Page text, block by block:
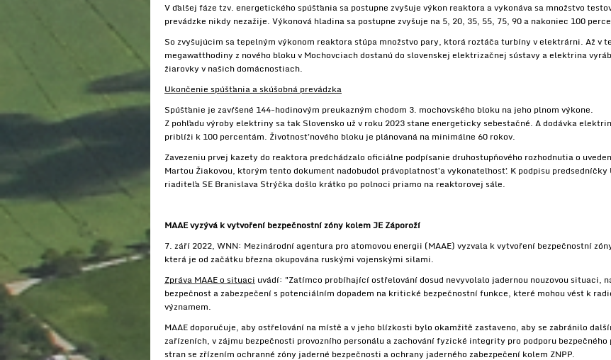
V ďalšej fáze tzv. energetického spúšťania sa postupne zvyšuje výkon reaktora a vykonáva sa množstvo
prevádzke nikdy nezažije. Výkonová hladina sa postupne zvyšuje na 5, 20, 35, 55, 75, 90 a nakoniec 100
So zvyšujúcim sa tepelným výkonom reaktora stúpa množstvo pary, ktorá roztáča turbíny v elektrárni. Až v
megawatthodiny z nového bloku v Mochovciach dostanú do slovenskej elektrizačnej sústavy a elektrina
žiarovky v našich domácnostiach.
Ukončenie spúšťania a skúšobná prevádzka
Spúšťanie je zavŕšené 144-hodinovým preukazným chodom 3. mochovského bloku na jeho plnom výkone.
Z pohľadu výroby elektriny sa tak Slovensko už v roku 2023 stane energeticky sebestačné. A dodávka
priblíži k 100 percentám. Životnosť nového bloku je plánovaná na minimálne 60 rokov.
Zavezeniu prvej kazety do reaktora predchádzalo oficiálne podpísanie druhostupňového rozhodnutia o
Martou Žiakovou, ktorým tento dokument nadobudol právoplatnosť a vykonateľnosť. K podpisu predsedníčky
riaditeľa SE Branislava Strýčka došlo krátko po polnoci priamo na reaktorovej sále.
MAAE vyzývá k vytvoření bezpečnostní zóny kolem JE Záporoží
7. září 2022, WNN: Mezinárodní agentura pro atomovou energii (MAAE) vyzvala k vytvoření bezpečnostní
která je od začátku března okupována ruskými vojenskými silami.
Zpráva MAAE o situaci uvádí: "Zatímco probíhající ostřelování dosud nevyvolalo jadernou nouzovou situaci,
bezpečnost a zabezpečení s potenciálním dopadem na kritické bezpečnostní funkce, které mohou vést k
významem.
MAAE doporučuje, aby ostřelování na místě a v jeho blízkosti bylo okamžitě zastaveno, aby se zabránilo
zařízeních, v zájmu bezpečnosti provozního personálu a zachování fyzické integrity pro podporu
stran se zřízením ochranné zóny jaderné bezpečnosti a ochrany jaderného zabezpečení kolem ZNPP.